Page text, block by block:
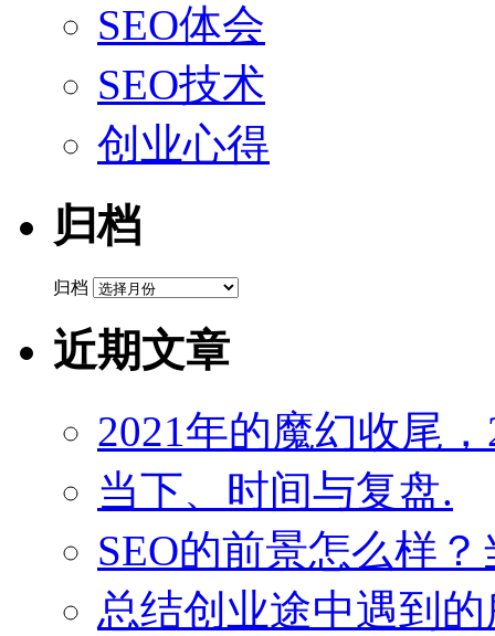
SEO体会
SEO技术
创业心得
归档
归档
近期文章
2021年的魔幻收尾
当下、时间与复盘.
SEO的前景怎么样
总结创业途中遇到